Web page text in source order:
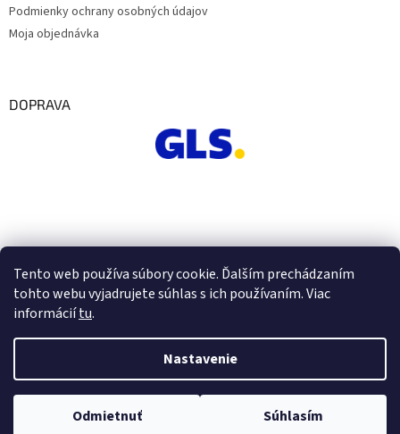
Tento web používa súbory cookie. Ďalším prechádzaním
tohto webu vyjadrujete súhlas s ich používaním. Viac
informáciítu.
Nastavenie
Odmietnuť Súhlasím
Podmienky ochrany osobných údajov
Moja objednávka
DOPRAVA
Vytvoril Shoptet
Copyright 2026Euro Office . Všetky práva vyhradené.